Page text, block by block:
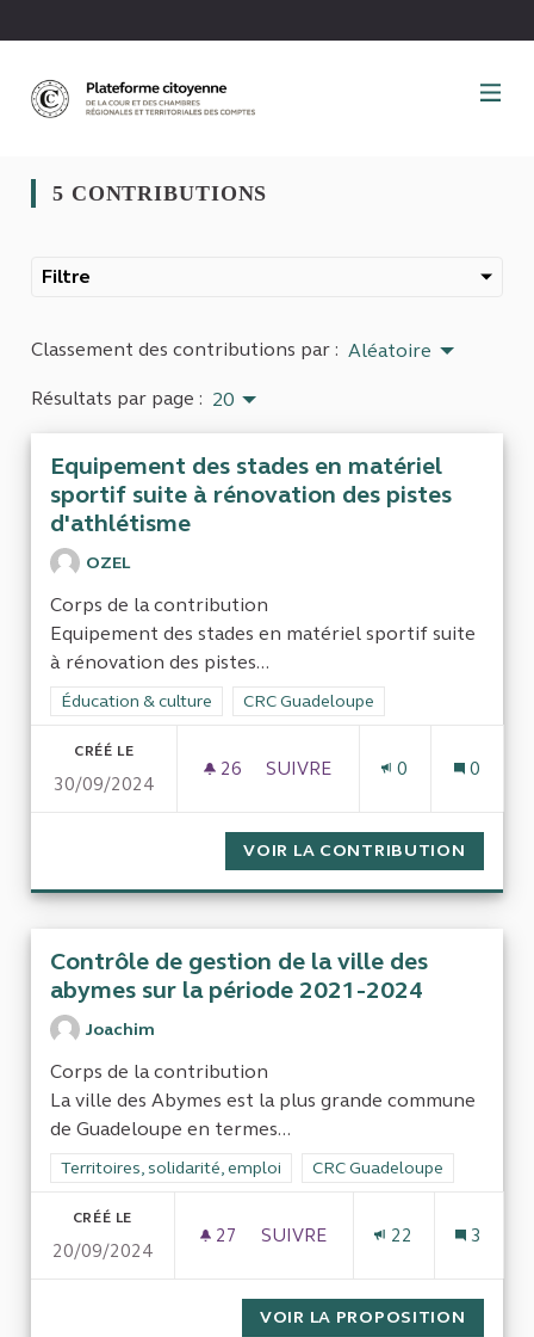
5 CONTRIBUTIONS
Filtre
Classement des contributions par : Aléatoire
Résultats par page : 20
Equipement des stades en matériel
sportif suite à rénovation des pistes
d'athlétisme
OZEL
Corps de la contribution
Equipement des stades en matériel sportif suite
à rénovation des pistes...
Filtrer les résultats de la catégorie : Éducation & culture
Éducation & culture Filtrer les résultats pour le secteur :
CRC Guadeloupe
CRÉÉ LE
30/09/2024
26 26 ABONNÉS
SUIVRE
0 0
VOIR LA CONTRIBUTION
Contrôle de gestion de la ville des
abymes sur la période 2021-2024
Joachim
Corps de la contribution
La ville des Abymes est la plus grande commune
de Guadeloupe en termes...
Filtrer les résultats de la catégorie : Territoires, solidarité,
Territoires, solidarité, emploi Filtrer les résultats pour le
CRC Guadeloupe
CRÉÉ LE
20/09/2024
27 27 ABONNÉS
SUIVRE
22 3
VOIR LA PROPOSITION